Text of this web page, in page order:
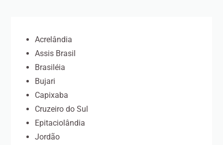
Acrelândia
Assis Brasil
Brasiléia
Bujari
Capixaba
Cruzeiro do Sul
Epitaciolândia
Jordão